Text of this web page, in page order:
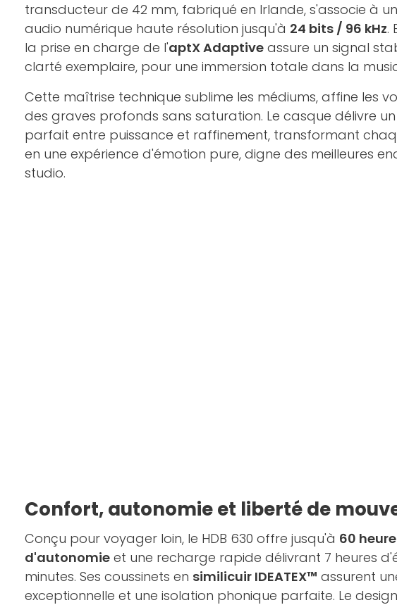
transducteur de 42 mm, fabriqué en Irlande, s'associe à
audio numérique haute résolution jusqu'à 24 bits / 96 kHz.
la prise en charge de l'aptX Adaptive assure un signal
clarté exemplaire, pour une immersion totale dans la
Cette maîtrise technique sublime les médiums, affine les
des graves profonds sans saturation. Le casque délivre
parfait entre puissance et raffinement, transformant
en une expérience d'émotion pure, digne des meilleures
studio.
Confort, autonomie et liberté de
Conçu pour voyager loin, le HDB 630 offre jusqu'à 60
d'autonomie et une recharge rapide délivrant 7 heures
minutes. Ses coussinets en similicuir IDEATEX™ assurent
exceptionnelle et une isolation phonique parfaite. Le